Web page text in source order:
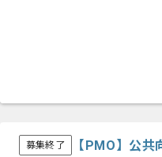
募集終了 【PMO】公